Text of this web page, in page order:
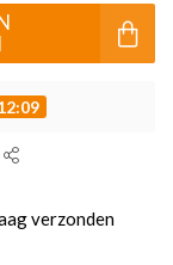
verzonden